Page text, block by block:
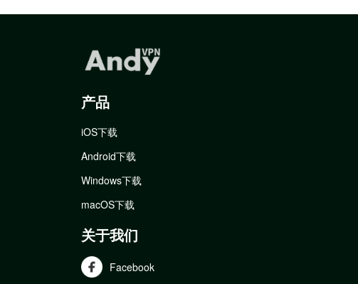
产品
iOS下载
Android下载
Windows下载
macOS下载
关于我们
Facebook